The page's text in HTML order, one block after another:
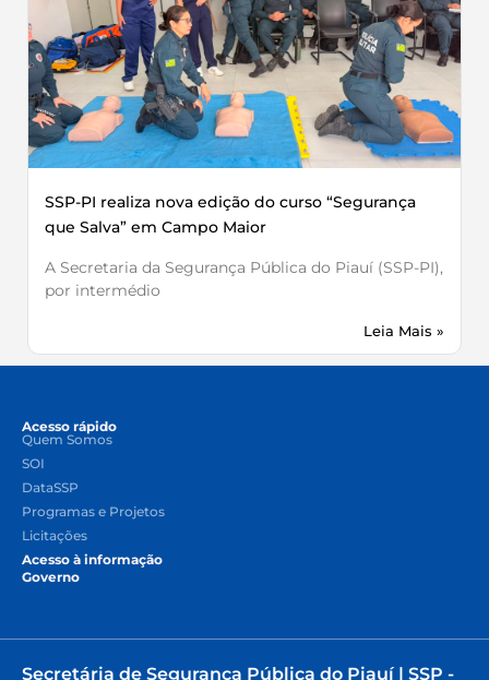
SSP-PI realiza nova edição do curso “Segurança
que Salva” em Campo Maior
A Secretaria da Segurança Pública do Piauí (SSP-PI),
por intermédio
Leia Mais »
Acesso rápido
Quem Somos
SOI
DataSSP
Programas e Projetos
Licitações
Acesso à informação
Governo
Secretária de Segurança Pública do Piauí | SSP -